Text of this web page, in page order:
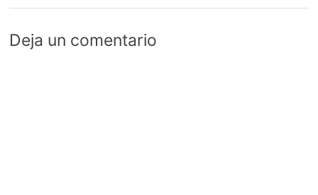
Deja un comentario